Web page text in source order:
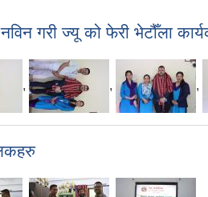
गरी ज्यू को फेरी भेटौँला
, , ,